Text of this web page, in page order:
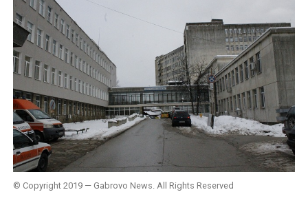
© Copyright 2019 — Gabrovo News. All Rights Reserved